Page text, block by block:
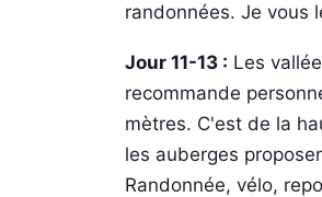
randonnées. Je vous
Jour 11-13 : Les
recommande
mètres. C'est de la
les auberges
Randonnée, vélo,